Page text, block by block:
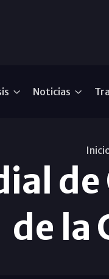
Noticias
de la